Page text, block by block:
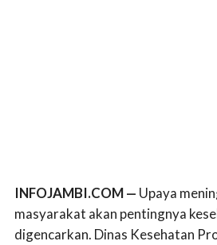
INFOJAMBI.COM — Upaya
masyarakat akan pentingnya
digencarkan. Dinas Kesehatan